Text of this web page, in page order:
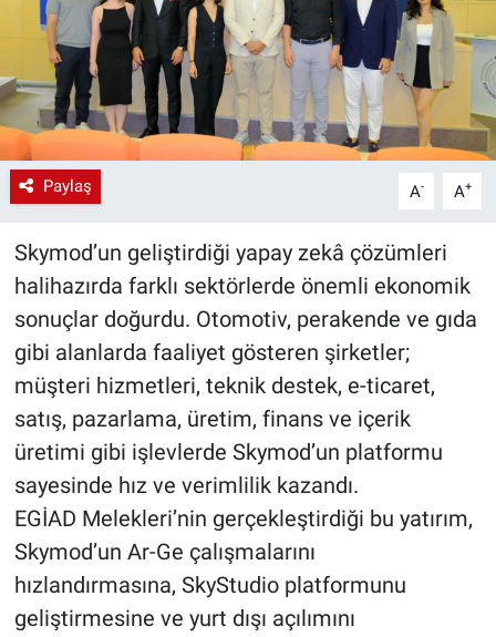
Paylaş A- A+
Skymod’un geliştirdiği yapay zekâ çözümleri
halihazırda farklı sektörlerde önemli ekonomik
sonuçlar doğurdu. Otomotiv, perakende ve gıda
gibi alanlarda faaliyet gösteren şirketler;
müşteri hizmetleri, teknik destek, e-ticaret,
satış, pazarlama, üretim, finans ve içerik
üretimi gibi işlevlerde Skymod’un platformu
sayesinde hız ve verimlilik kazandı.
EGİAD Melekleri’nin gerçekleştirdiği bu yatırım,
Skymod’un Ar-Ge çalışmalarını
hızlandırmasına, SkyStudio platformunu
geliştirmesine ve yurt dışı açılımını